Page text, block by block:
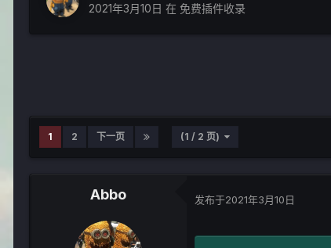
2021年3月10日 在 免费插件收录
1 2 下一页 (1 / 2 页)
Abbo 发布于2021年3月10日